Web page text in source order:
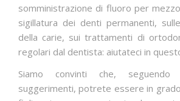
somministrazione di fluoro per
sigillatura dei denti permanenti,
della carie, sui trattamenti di
regolari dal dentista: aiutateci in
Siamo convinti che, seguendo
suggerimenti, potrete essere in